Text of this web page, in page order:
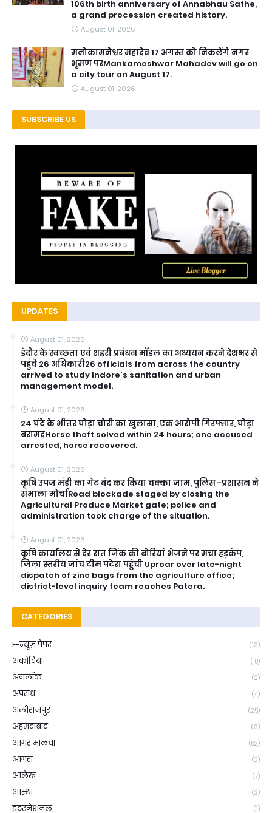
106th birth anniversary of Annabhau Sathe,
a grand procession created history.
August 01, 2026
मनोकामनेश्वर महादेव 17 अगस्त को निकलेंगे नगर
भृमण परMankameshwar Mahadev will go on
a city tour on August 17.
August 01, 2026
SUBSCRIBE US
UPDATES
August 01, 2026
इंदौर के स्वच्छता एवं शहरी प्रबंधन मॉडल का अध्ययन करने देशभर से
पहुंचे 26 अधिकारी26 officials from across the country
arrived to study Indore's sanitation and urban
management model.
August 01, 2026
24 घंटे के भीतर घोड़ा चोरी का खुलासा, एक आरोपी गिरफ्तार, घोड़ा
बरामदHorse theft solved within 24 hours; one accused
arrested, horse recovered.
August 01, 2026
कृषि उपज मंडी का गेट बंद कर किया चक्का जाम, पुलिस -प्रशासन ने
संभाला मोर्चाRoad blockade staged by closing the
Agricultural Produce Market gate; police and
administration took charge of the situation.
August 01, 2026
कृषि कार्यालय से देर रात जिंक की बोरियां भेजने पर मचा हड़कंप,
जिला स्तरीय जांच टीम पटेरा पहुंची Uproar over late-night
dispatch of zinc bags from the agriculture office;
district-level inquiry team reaches Patera.
CATEGORIES
E-न्यूज़ पेपर (13)
अकोदिया (18)
अनलॉक (2)
अपराध (4)
अलीराजपुर (25)
अहमदाबाद (3)
आगर मालवा (82)
आगरा (2)
आलेख (7)
आस्था (2)
इंटरनेशनल (1)